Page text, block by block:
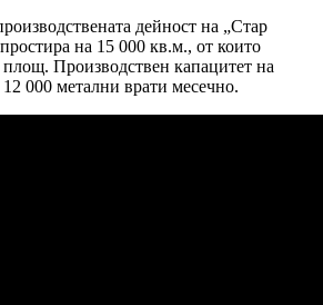
дейност на „Стар
на 15 000 кв.м., от които
Производствен капацитет на
000 метални врати месечно.